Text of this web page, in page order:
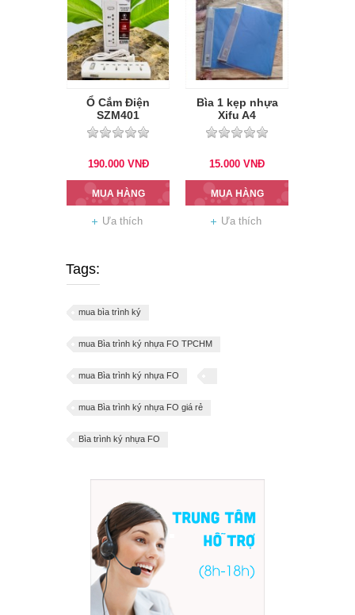
Ổ Cắm Điện
SZM401
190.000 VNĐ
MUA HÀNG
Ưa thích
Bìa 1 kẹp nhựa
Xifu A4
15.000 VNĐ
MUA HÀNG
Ưa thích
Tags:
mua bìa trình ký
mua Bìa trình ký nhựa FO TPCHM
mua Bìa trình ký nhựa FO
mua Bìa trình ký nhựa FO giá rẻ
Bìa trình ký nhựa FO